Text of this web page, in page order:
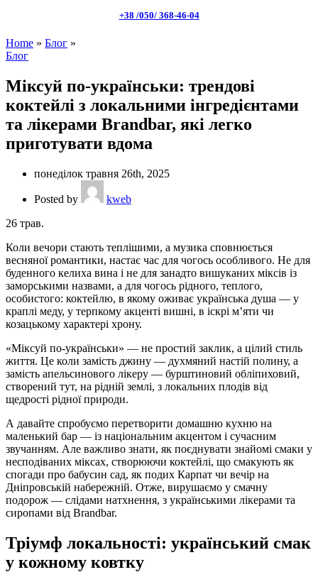
+38 /050/ 368-46-04
Home » Блог »
Блог
Міксуй по-українськи: трендові
коктейлі з локальними інгредієнтами
та лікерами Brandbar, які легко
приготувати вдома
понеділок травня 26th, 2025
Posted by
kweb
26 трав.
Коли вечори стають теплішими, а музика сповнюється
весняної романтики, настає час для чогось особливого. Не для
буденного келиха вина і не для занадто вишуканих міксів із
заморськими назвами, а для чогось рідного, теплого,
особистого: коктейлю, в якому оживає українська душа — у
краплі меду, у терпкому акценті вишні, в іскрі м’яти чи
козацькому характері хрону.
«Міксуй по-українськи» — не простий заклик, а цілий стиль
життя. Це коли замість джину — духмяний настій полину, а
замість апельсинового лікеру — бурштиновий обліпиховий,
створений тут, на рідній землі, з локальних плодів від
щедрості рідної природи.
А давайте спробуємо перетворити домашню кухню на
маленький бар — із національним акцентом і сучасним
звучанням. Але важливо знати, як поєднувати знайомі смаки у
несподіваних міксах, створюючи коктейлі, що смакують як
спогади про бабусин сад, як подих Карпат чи вечір на
Дніпровській набережній. Отже, вирушаємо у смачну
подорож — слідами натхнення, з українськими лікерами та
сиропами від Brandbar.
Тріумф локальності: український смак
у кожному ковтку